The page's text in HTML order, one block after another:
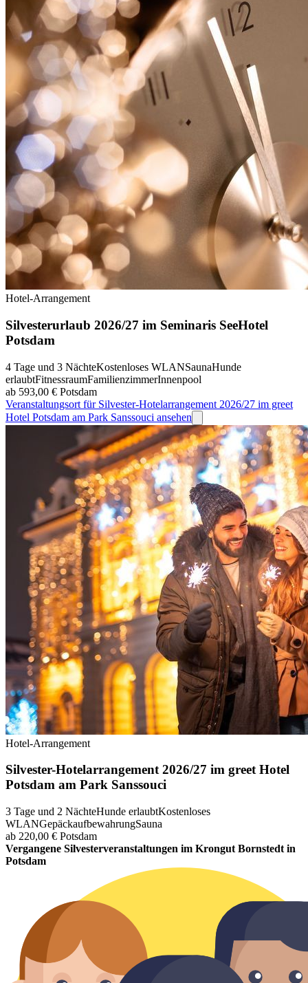
Hotel-Arrangement
Silvesterurlaub 2026/27 im Seminaris SeeHotel
Potsdam
4 Tage und 3 NächteKostenloses WLANSaunaHunde
erlaubtFitnessraumFamilienzimmerInnenpool
ab 593,00 € Potsdam
Veranstaltungsort für Silvester-Hotelarrangement 2026/27 im greet
Hotel Potsdam am Park Sanssouci ansehen
Hotel-Arrangement
Silvester-Hotelarrangement 2026/27 im greet Hotel
Potsdam am Park Sanssouci
3 Tage und 2 NächteHunde erlaubtKostenloses
WLANGepäckaufbewahrungSauna
ab 220,00 € Potsdam
Vergangene Silvesterveranstaltungen im Krongut Bornstedt in
Potsdam